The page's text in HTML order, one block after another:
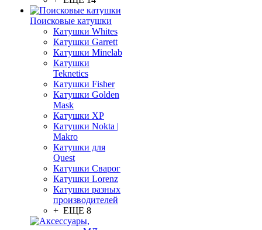
Поисковые катушки
Катушки Whites
Катушки Garrett
Катушки Minelab
Катушки
Teknetics
Катушки Fisher
Катушки Golden
Mask
Катушки XP
Катушки Nokta |
Makro
Катушки для
Quest
Катушки Сварог
Катушки Lorenz
Катушки разных
производителей
+ ЕЩЕ 8